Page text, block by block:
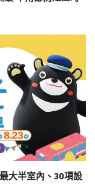
大半室內、30項設